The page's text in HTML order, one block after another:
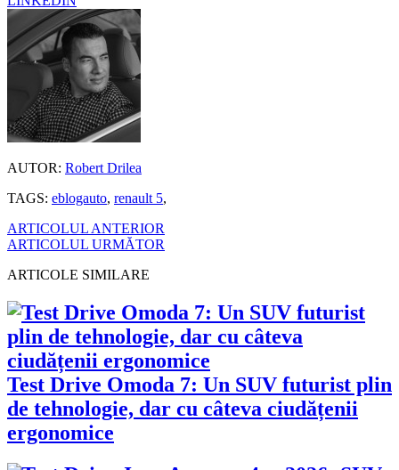
AUTOR: Robert Drilea
TAGS: eblogauto, renault 5,
ARTICOLUL ANTERIOR
ARTICOLUL URMĂTOR
ARTICOLE SIMILARE
Test Drive Omoda 7: Un SUV futurist plin
de tehnologie, dar cu câteva ciudățenii
ergonomice